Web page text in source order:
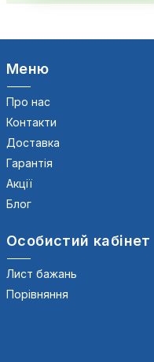
Меню
Про нас
Контакти
Доставка
Гарантія
Акції
Блог
Особистий кабінет
Лист бажань
Порівняння